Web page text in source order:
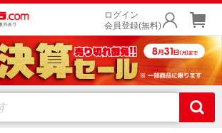
ログイン
会員登録(無料)